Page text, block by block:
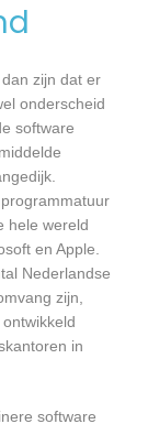
zijn dat er
onderscheid
software
hele wereld
en Apple.
Nederlandse
zijn,
in
software